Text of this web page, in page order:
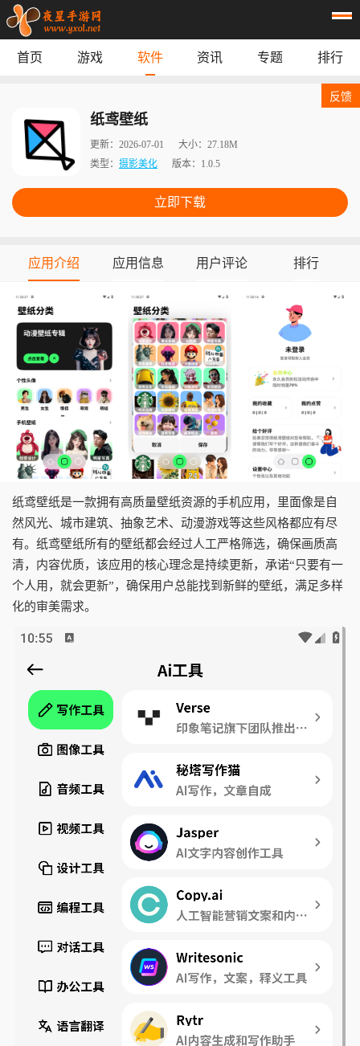
榜单
首页 游戏 软件 资讯 专题 排行
纸鸢壁纸
更新： 2026-07-01 大小： 27.18M
类型： 摄影美化 版本： 1.0.5
立即下载
反馈
应用介绍 应用信息 用户评论 排行
纸鸢壁纸是一款拥有高质量壁纸资源的手机应用，里面像是自
然风光、城市建筑、抽象艺术、动漫游戏等这些风格都应有尽
有。纸鸢壁纸所有的壁纸都会经过人工严格筛选，确保画质高
清，内容优质，该应用的核心理念是持续更新，承诺“只要有一
个人用，就会更新”，确保用户总能找到新鲜的壁纸，满足多样
化的审美需求。